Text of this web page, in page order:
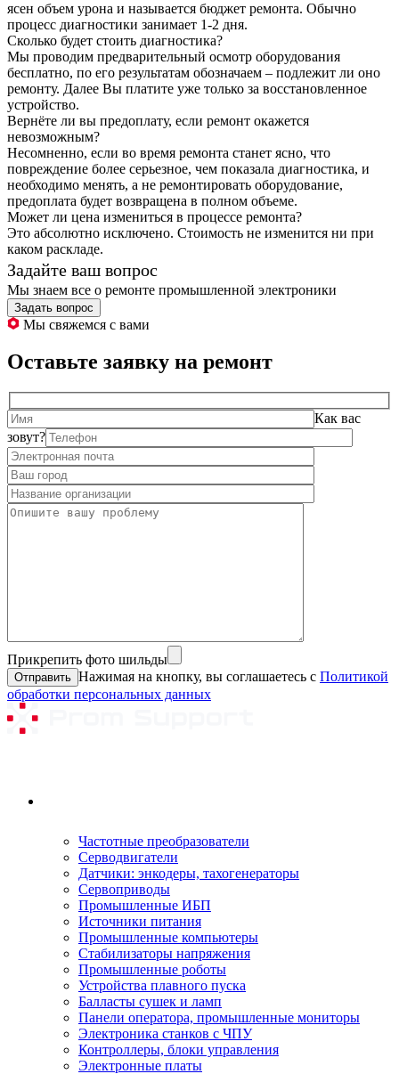
ясен объем урона и называется бюджет ремонта. Обычно
процесс диагностики занимает 1-2 дня.
Сколько будет стоить диагностика?
Мы проводим предварительный осмотр оборудования
бесплатно, по его результатам обозначаем – подлежит ли оно
ремонту. Далее Вы платите уже только за восстановленное
устройство.
Вернёте ли вы предоплату, если ремонт окажется
невозможным?
Несомненно, если во время ремонта станет ясно, что
повреждение более серьезное, чем показала диагностика, и
необходимо менять, а не ремонтировать оборудование,
предоплата будет возвращена в полном объеме.
Может ли цена измениться в процессе ремонта?
Это абсолютно исключено. Стоимость не изменится ни при
каком раскладе.
Задайте ваш вопрос
Мы знаем все о ремонте промышленной электроники
Задать вопрос
Мы свяжемся с вами
Оставьте заявку на ремонт
Как вас
зовут?
Прикрепить фото шильды
Нажимая на кнопку, вы соглашаетесь с Политикой
обработки персональных данных
Частотные преобразователи
Серводвигатели
Датчики: энкодеры, тахогенераторы
Сервоприводы
Промышленные ИБП
Источники питания
Промышленные компьютеры
Стабилизаторы напряжения
Промышленные роботы
Устройства плавного пуска
Балласты сушек и ламп
Панели оператора, промышленные мониторы
Электроника станков с ЧПУ
Контроллеры, блоки управления
Электронные платы